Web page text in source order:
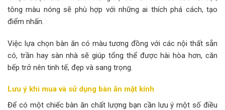
tông màu nóng sẽ phù hợp với những ai thích phá cách, tạo
điểm nhấn.
Việc lựa chọn bàn ăn có màu tương đồng với các nội thất sẵn
có, trần hay sàn nhà sẽ giúp tổng thể được hài hòa hơn, căn
bếp trở nên tinh tế, đẹp và sang trọng.
Lưu ý khi mua và sử dụng bàn ăn mặt kính
Để có một chiếc bàn ăn chất lượng bạn cần lưu ý một số điều